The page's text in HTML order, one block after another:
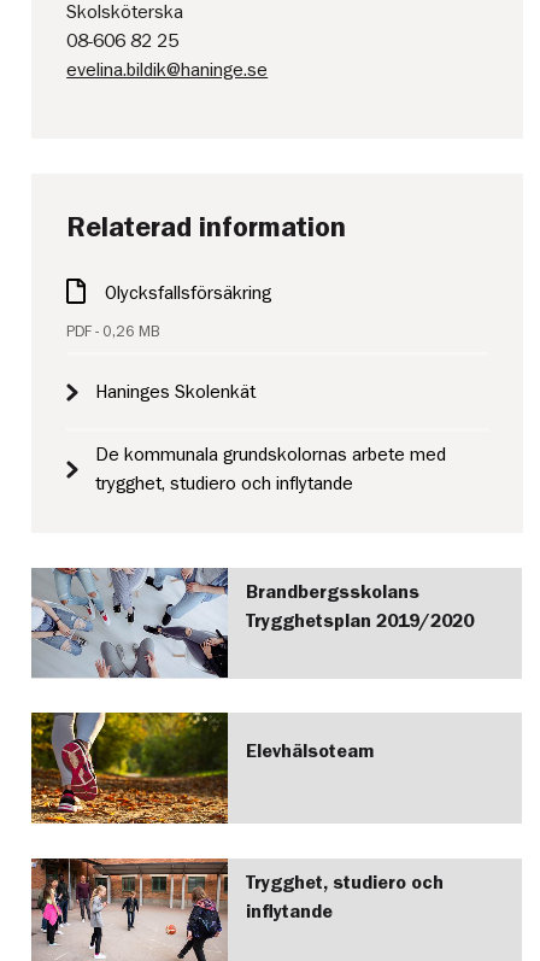
Skolsköterska
08-606 82 25
evelina.bildik@haninge.se
Relaterad information
Olycksfallsförsäkring
PDF - 0,26 MB
Haninges Skolenkät
De kommunala grundskolornas arbete med
trygghet, studiero och inflytande
Brandbergsskolans
Trygghetsplan 2019/2020
Elevhälsoteam
Trygghet, studiero och
inflytande